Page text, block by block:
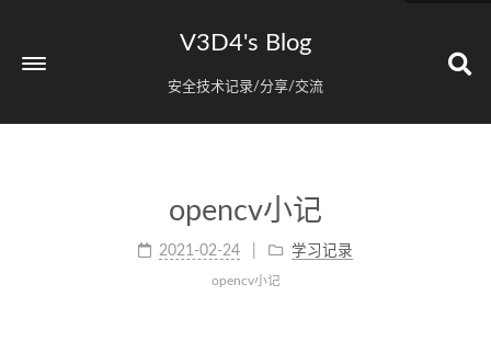
V3D4's Blog
安全技术记录/分享/交流
opencv小记
2021-02-24 学习记录
opencv小记